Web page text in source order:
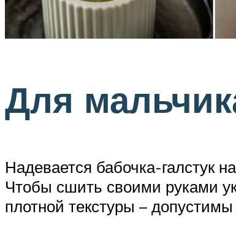
Для
Надевается бабочка-галстук
Чтобы сшить своими руками
плотной текстуры –